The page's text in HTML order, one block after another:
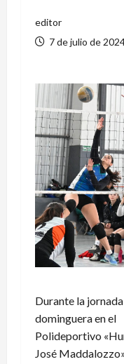
editor
7 de julio de
Durante la jornada
dominguera en el
Polideportivo
José